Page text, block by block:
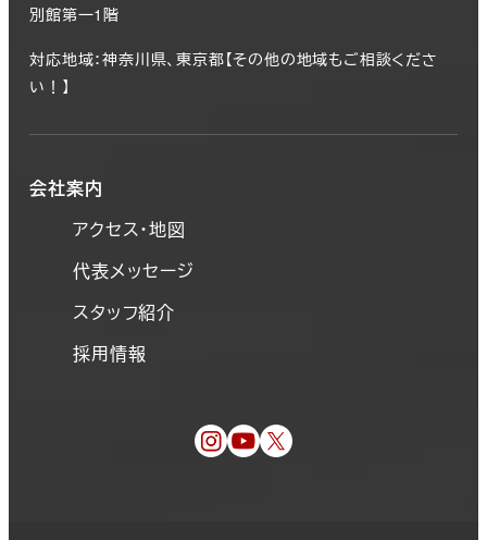
別館第一1階
対応地域：神奈川県、東京都【その他の地域もご相談くださ
い！】
会社案内
アクセス・地図
代表メッセージ
スタッフ紹介
採用情報